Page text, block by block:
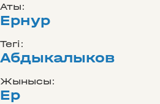
Аты:
Ернур
Тегі:
Абдыкалыков
Жынысы:
Ер